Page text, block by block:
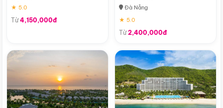
★ 5.0
Từ4,150,000đ
Đà Nẵng
★ 5.0
Từ2,400,000đ